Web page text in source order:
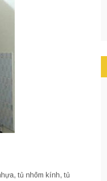
tủ nhôm kính, tủ